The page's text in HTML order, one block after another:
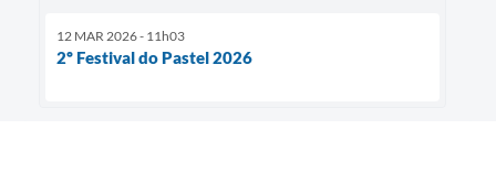
12 MAR 2026 - 11h03
2º Festival do Pastel 2026